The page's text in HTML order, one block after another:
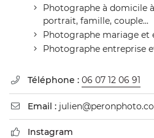
Photographe à domicile
portrait, famille, couple...
Photographe mariage et
Photographe entreprise
 Téléphone : 06 07 12 06 91
 Email :
 Instagram